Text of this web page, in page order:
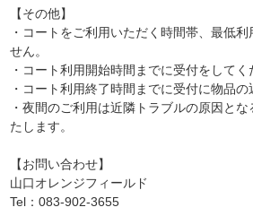
【その他】
・コートをご利用いただく時間帯、最低
せん。
・コート利用開始時間までに受付をしてく
・コート利用終了時間までに受付に物品の
・夜間のご利用は近隣トラブルの原因と
たします。
【お問い合わせ】
山口オレンジフィールド
Tel：083-902-3655